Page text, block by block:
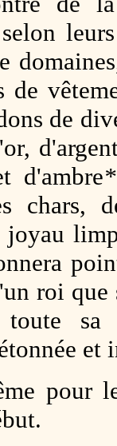
de
de
d'ambre*
chars,
roi
toute
et
pour